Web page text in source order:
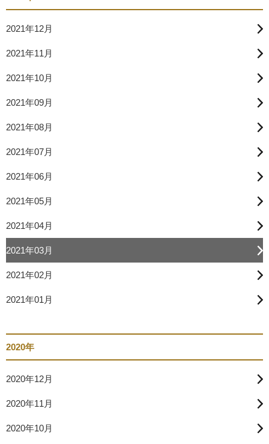
2021年12月
2021年11月
2021年10月
2021年09月
2021年08月
2021年07月
2021年06月
2021年05月
2021年04月
2021年03月
2021年02月
2021年01月
2020年
2020年12月
2020年11月
2020年10月